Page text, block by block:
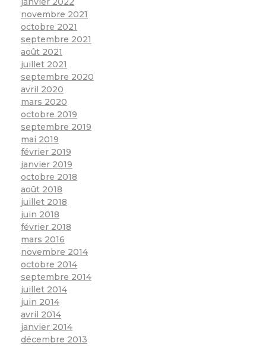
novembre 2021
octobre 2021
septembre 2021
août 2021
juillet 2021
septembre 2020
avril 2020
mars 2020
octobre 2019
septembre 2019
mai 2019
février 2019
janvier 2019
octobre 2018
août 2018
juillet 2018
juin 2018
février 2018
mars 2016
novembre 2014
octobre 2014
septembre 2014
juillet 2014
juin 2014
avril 2014
janvier 2014
décembre 2013